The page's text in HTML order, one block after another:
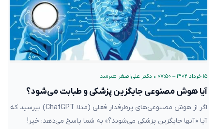
۱۵ خرداد ۱۴۰۲ – ۰۷:۵۰ • دکتر علی‌اصغر هنرمند
آیا هوش مصنوعی جایگزین پزشکی و طبابت می‌شود؟
اگر از هوش مصنوعی‌های پرطرفدار فعلی (مثلا ChatGPT) بپرسید که
آیا «آنها جایگزین پزشکی می‌شوند؟» به شما پاسخ می‌دهد: خیر!